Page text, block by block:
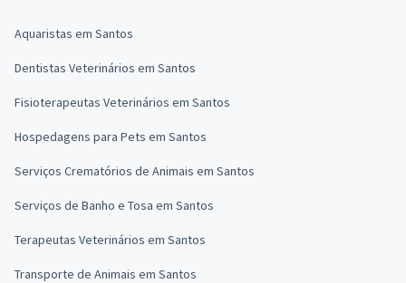
Aquaristas em Santos
Dentistas Veterinários em Santos
Fisioterapeutas Veterinários em Santos
Hospedagens para Pets em Santos
Serviços Crematórios de Animais em Santos
Serviços de Banho e Tosa em Santos
Terapeutas Veterinários em Santos
Transporte de Animais em Santos